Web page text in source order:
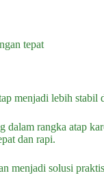
tepat
menjadi lebih stabil
rangka atap
dan rapi.
menjadi solusi